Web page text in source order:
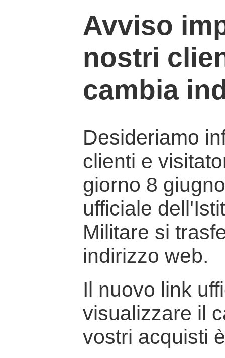
Avviso
nostri
cambia
Desideriamo
clienti e
giorno 8
ufficiale
Militare si
indirizzo web.
Il nuovo link
visualizzare il
vostri acquisti